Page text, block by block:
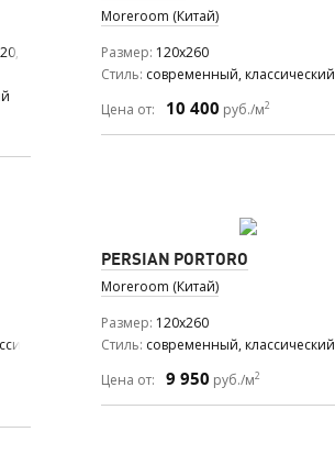
60x60
Moreroom (Китай)
Размер 120x260
Стиль современный, классический
Цена от:
10 400 руб./м2
PERSIAN PORTORO
Moreroom (Китай)
Размер 120x260
Стиль современный, классический
Цена от:
9 950 руб./м2